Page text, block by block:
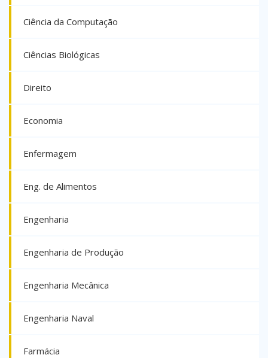
Ciência da Computação
Ciências Biológicas
Direito
Economia
Enfermagem
Eng. de Alimentos
Engenharia
Engenharia de Produção
Engenharia Mecânica
Engenharia Naval
Farmácia